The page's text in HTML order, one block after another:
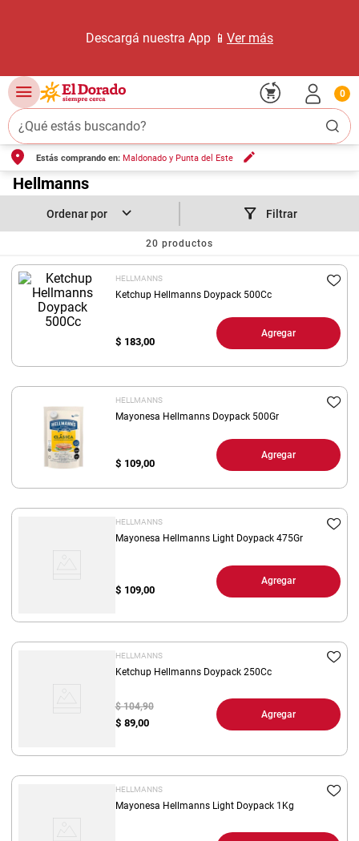
Descargá nuestra App 📱 Ver más
¿Qué estás buscando?
0
Estás comprando en: Maldonado y Punta del Este
Hellmanns
Filtrar
20 productos
HELLMANNS
Ketchup Hellmanns Doypack 500Cc
$ 183,00
Agregar
HELLMANNS
Mayonesa Hellmanns Doypack 500Gr
$ 109,00
Agregar
HELLMANNS
Mayonesa Hellmanns Light Doypack 475Gr
$ 109,00
Agregar
HELLMANNS
Ketchup Hellmanns Doypack 250Cc
$ 89,00
$ 104,90
Agregar
HELLMANNS
Mayonesa Hellmanns Light Doypack 1Kg
TÉRMINOS MÁS BUSCADOS
leche
4. queso
5. pollo
. bondiola
. fideos